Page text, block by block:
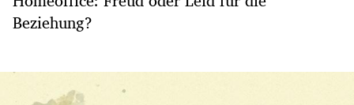
Beziehung?